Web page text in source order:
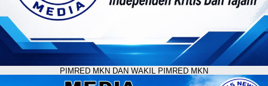
PIMRED MKN DAN WAKIL PIMRED MKN